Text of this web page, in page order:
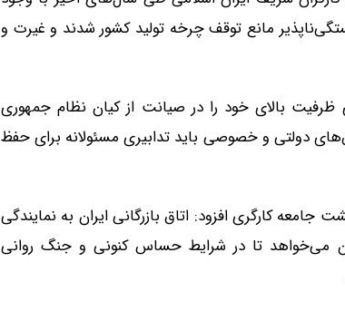
مانع توقف چرخه تولید کشور شدند و غیرت و
ظرفیت بالای خود را در صیانت از کیان نظام جمهوری
دولتی و خصوصی باید تدابیری مسئولانه برای حفظ
کارگری افزود: اتاق بازرگانی ایران به نمایندگی
می‌خواهد تا در شرایط حساس کنونی و جنگ روانی